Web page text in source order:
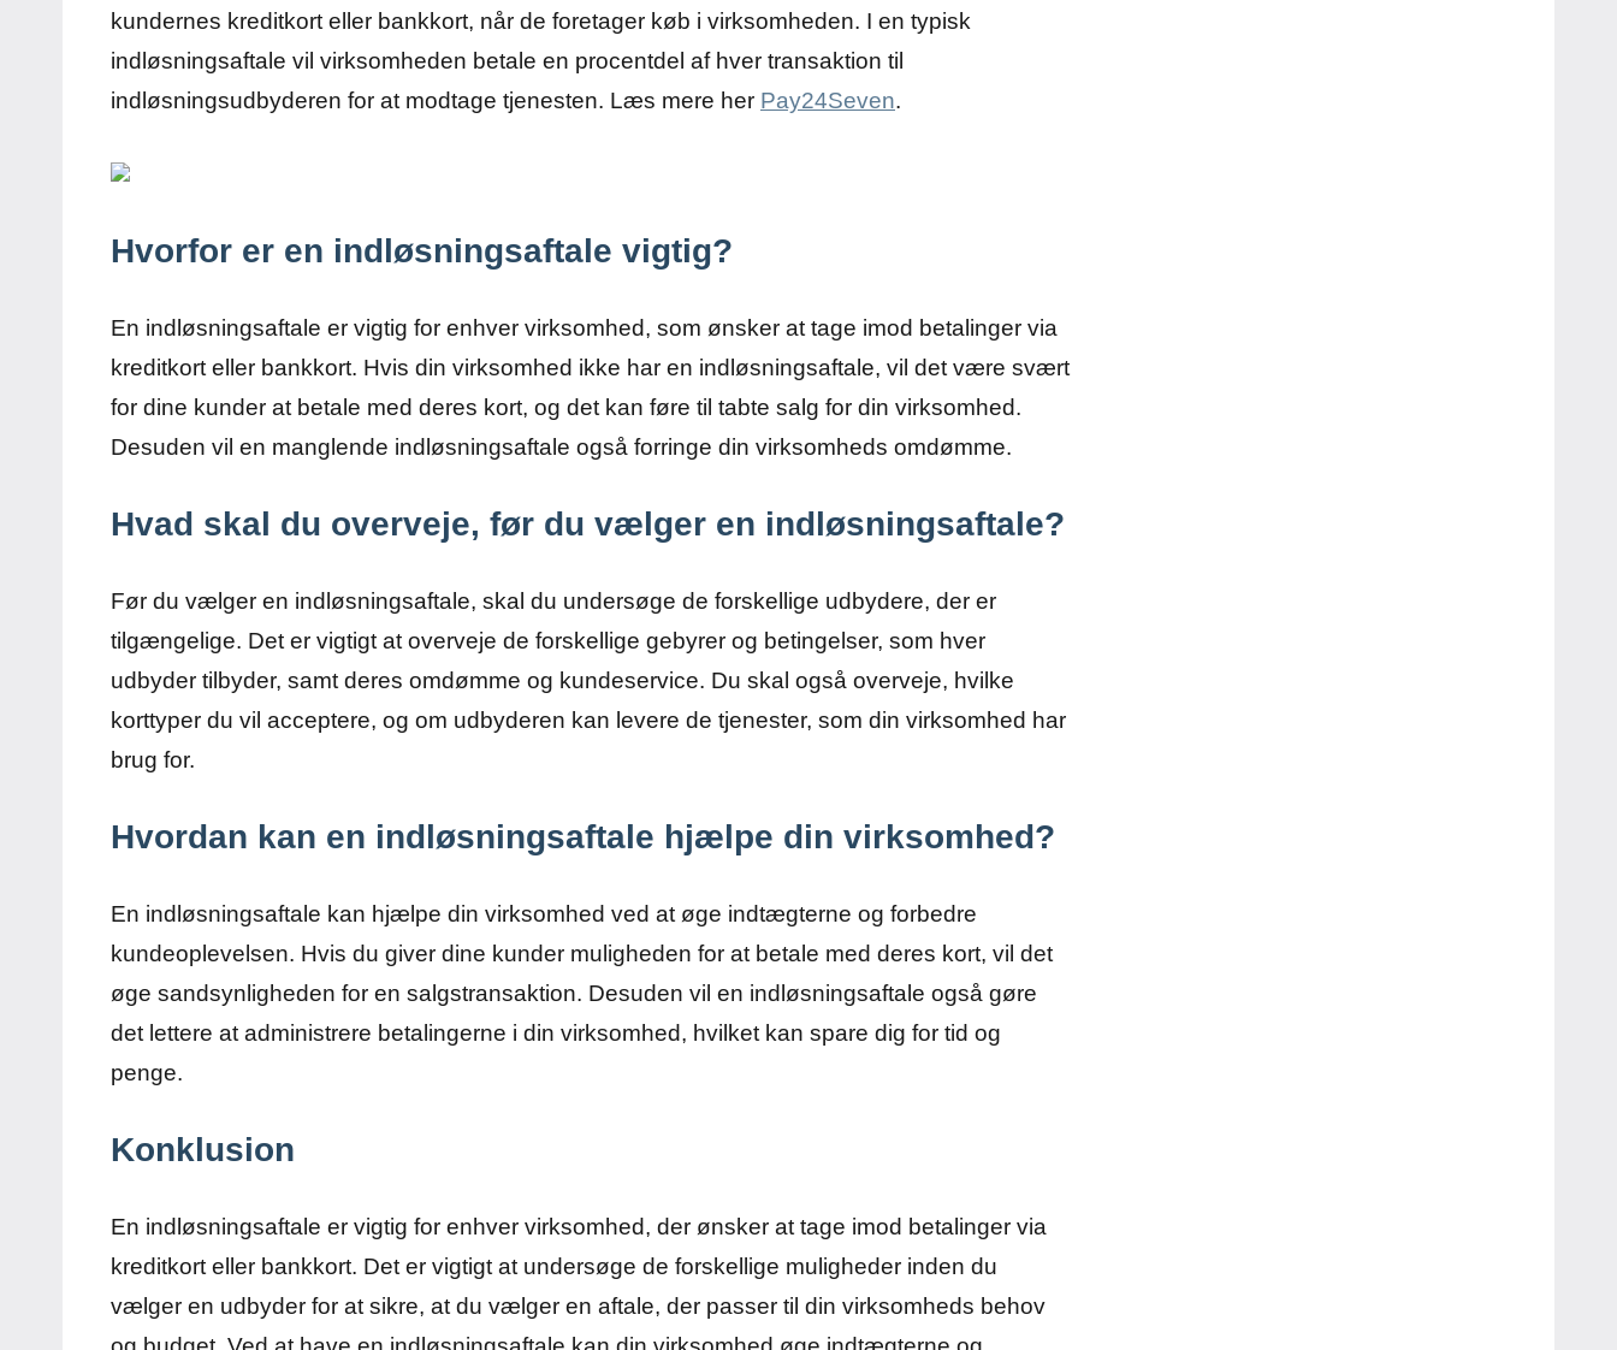
kundernes kreditkort eller bankkort, når de foretager køb i virksomheden. I en typisk
indløsningsaftale vil virksomheden betale en procentdel af hver transaktion til
indløsningsudbyderen for at modtage tjenesten. Læs mere her Pay24Seven.
Hvorfor er en indløsningsaftale vigtig?
En indløsningsaftale er vigtig for enhver virksomhed, som ønsker at tage imod betalinger via
kreditkort eller bankkort. Hvis din virksomhed ikke har en indløsningsaftale, vil det være svært
for dine kunder at betale med deres kort, og det kan føre til tabte salg for din virksomhed.
Desuden vil en manglende indløsningsaftale også forringe din virksomheds omdømme.
Hvad skal du overveje, før du vælger en indløsningsaftale?
Før du vælger en indløsningsaftale, skal du undersøge de forskellige udbydere, der er
tilgængelige. Det er vigtigt at overveje de forskellige gebyrer og betingelser, som hver
udbyder tilbyder, samt deres omdømme og kundeservice. Du skal også overveje, hvilke
korttyper du vil acceptere, og om udbyderen kan levere de tjenester, som din virksomhed har
brug for.
Hvordan kan en indløsningsaftale hjælpe din virksomhed?
En indløsningsaftale kan hjælpe din virksomhed ved at øge indtægterne og forbedre
kundeoplevelsen. Hvis du giver dine kunder muligheden for at betale med deres kort, vil det
øge sandsynligheden for en salgstransaktion. Desuden vil en indløsningsaftale også gøre
det lettere at administrere betalingerne i din virksomhed, hvilket kan spare dig for tid og
penge.
Konklusion
En indløsningsaftale er vigtig for enhver virksomhed, der ønsker at tage imod betalinger via
kreditkort eller bankkort. Det er vigtigt at undersøge de forskellige muligheder inden du
vælger en udbyder for at sikre, at du vælger en aftale, der passer til din virksomheds behov